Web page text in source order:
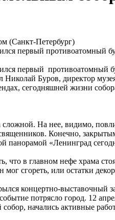
(Санкт-Петербург)
первый противоатомный
первый противоатомный
Николай Буров, директор
сегодняшней жизни
На нее, видимо,
Конечно,
панорамой «Ленинград
в главном нефе храма
мог сгореть, или остатки
концертно-выставочный
потрясло город. 12
начались активные